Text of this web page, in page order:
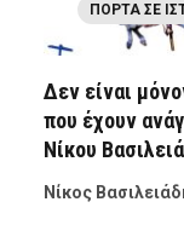
ΠΌΡΤΑ ΣΕ
Δεν είναι
που έχουν
Νίκου
Νίκος